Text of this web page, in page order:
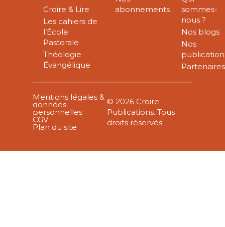
Croire & Lire
Les cahiers de
l’École
Pastorale
Théologie
Évangélique
abonnements
sommes-
nous ?
Nos blogs
Nos
Partenaires
Mentions légales &
données
personnelles
CGV
Plan du site
© 2026 Croire-
Publications. Tous
droits réservés.